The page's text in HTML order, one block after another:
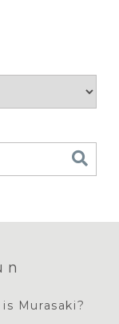
Murasaki?